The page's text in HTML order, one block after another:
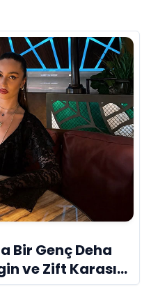
Bir Genç Deha
ve Zift Karası